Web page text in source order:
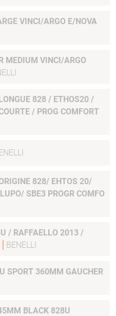
VINCI/ARGO E/NOVA
MEDIUM VINCI/ARGO
828 / ETHOS20 /
/ PROG COMFORT
828/ EHTOS 20/
SBE3 PROGR COMFO
/ RAFFAELLO 2013 /
BENELLI
SPORT 360MM GAUCHER
BLACK 828U